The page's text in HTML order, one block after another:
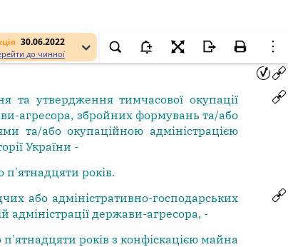
30.06.2022
до чинної